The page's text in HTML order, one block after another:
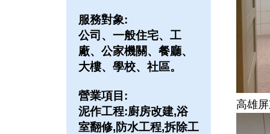
服務對象:
公司、一般住宅、工
廠、公家機關、餐廳、
大樓、學校、社區。
營業項目:
泥作工程:廚房改建,浴
室翻修,防水工程,拆除工
高雄